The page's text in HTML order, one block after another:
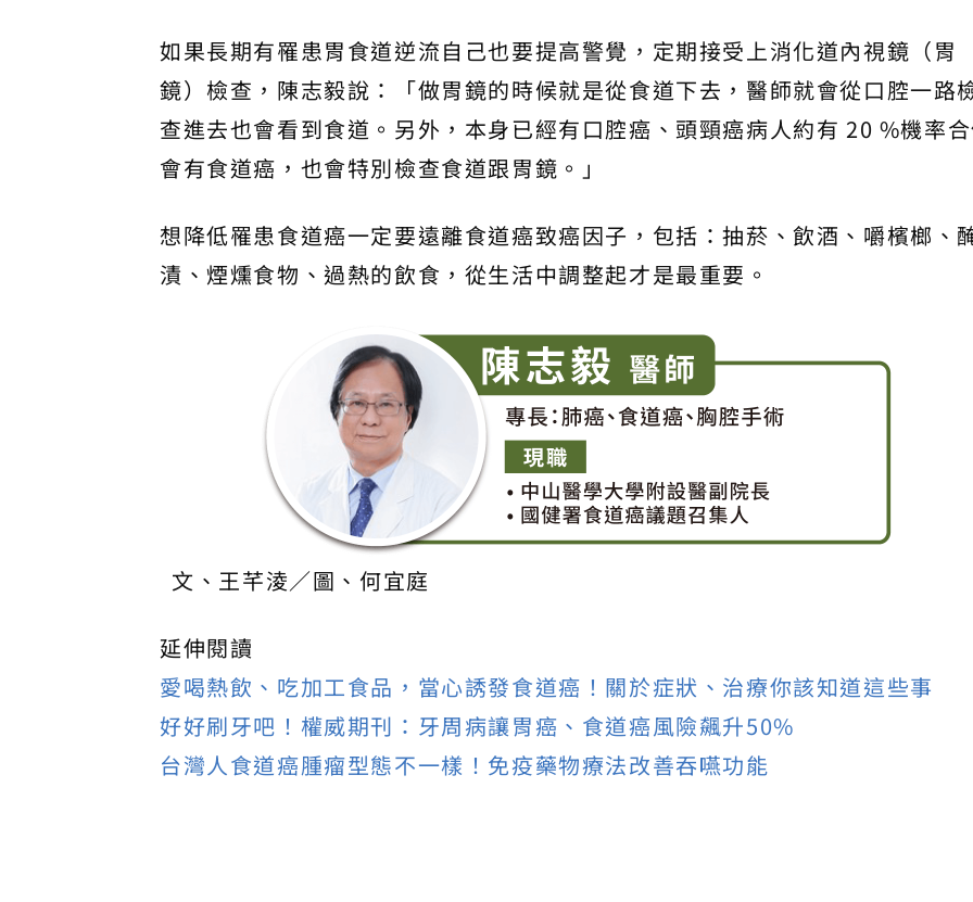
如果長期有罹患胃食道逆流自己也要提高警覺，定期接受上消化道內視鏡（胃
鏡）檢查，陳志毅說：「做胃鏡的時候就是從食道下去，醫師就會從口腔一路
查進去也會看到食道。另外，本身已經有口腔癌、頭頸癌病人約有 20 %機率
會有食道癌，也會特別檢查食道跟胃鏡。」
想降低罹患食道癌一定要遠離食道癌致癌因子，包括：抽菸、飲酒、嚼檳榔、
漬、煙燻食物、過熱的飲食，從生活中調整起才是最重要。
文、王芊淩／圖、何宜庭
延伸閱讀
愛喝熱飲、吃加工食品，當心誘發食道癌！關於症狀、治療你該知道這些事
好好刷牙吧！權威期刊：牙周病讓胃癌、食道癌風險飆升50%
台灣人食道癌腫瘤型態不一樣！免疫藥物療法改善吞嚥功能